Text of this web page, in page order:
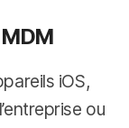
iOS,
ou